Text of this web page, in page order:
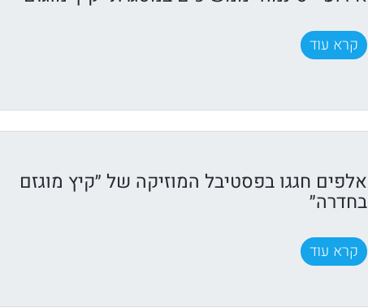
קרא עוד
אלפים חגגו בפסטיבל המוזיקה של ״קיץ מוגזם
בחדרה״
קרא עוד